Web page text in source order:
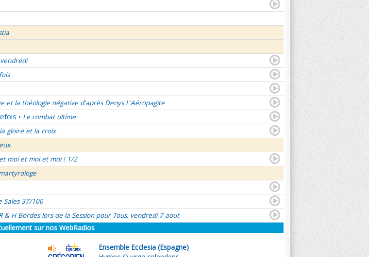
et la théologie négative d'après Denys L'Aéropagite
• Le combat ultime
gloire et la croix
moi et moi et moi ! 1/2
Sales 37/106
& H Bordes lors de la Session pour Tous, vendredi 7 aout
sur nos WebRadios
Ensemble Ecclesia (Espagne)